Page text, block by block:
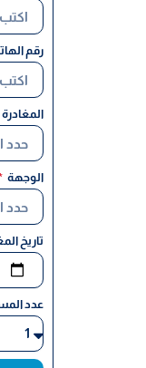
رقم
الوجهة
تاريخ
عدد